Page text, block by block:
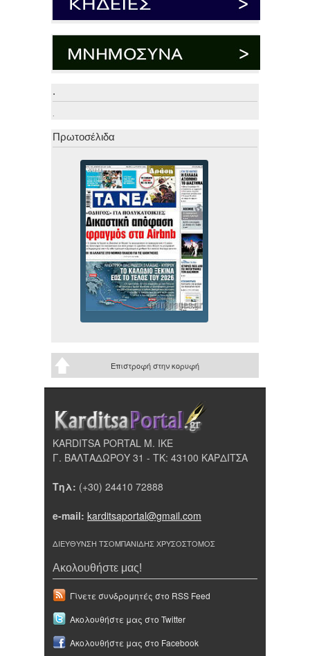
.
Πρωτοσέλιδα
Επιστροφή στην κορυφή
KARDITSA PORTAL Μ. ΙΚΕ
Γ. ΒΑΛΤΑΔΩΡΟΥ 31 - ΤΚ: 43100 ΚΑΡΔΙΤΣΑ
Τηλ: (+30) 24410 72888
e-mail: karditsaportal@gmail.com
ΔΙΕΥΘΥΝΣΗ ΤΣΟΜΠΑΝΙΔΗΣ ΧΡΥΣΟΣΤΟΜΟΣ
Ακολουθήστε μας!
Γίνετε συνδρομητές στο RSS Feed
Ακολουθήστε μας στο Twitter
Ακολουθήστε μας στο Facebook